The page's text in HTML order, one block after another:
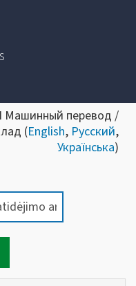
Машинный перевод /
(English, Русский,
Українська)